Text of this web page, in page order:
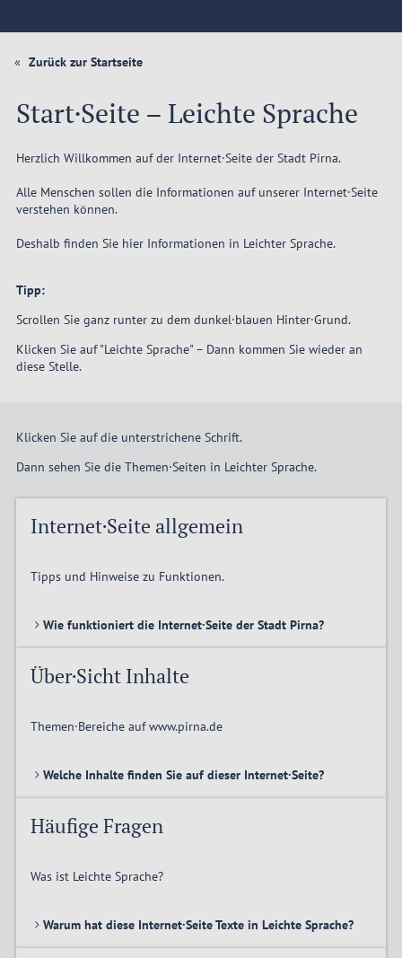
Zurück zur Startseite
Start·Seite – Leichte Sprache
Herzlich Willkommen auf der Internet·Seite der Stadt Pirna.
Alle Menschen sollen die Informationen auf unserer Internet·Seite
verstehen können.
Deshalb finden Sie hier Informationen in Leichter Sprache.
Tipp:
Scrollen Sie ganz runter zu dem dunkel·blauen Hinter·Grund.
Klicken Sie auf "Leichte Sprache" – Dann kommen Sie wieder an
diese Stelle.
Klicken Sie auf die unterstrichene Schrift.
Dann sehen Sie die Themen·Seiten in Leichter Sprache.
Internet·Seite allgemein
Tipps und Hinweise zu Funktionen.
Wie funktioniert die Internet·Seite der Stadt Pirna?
Über·Sicht Inhalte
Themen·Bereiche auf www.pirna.de
Welche Inhalte finden Sie auf dieser Internet·Seite?
Häufige Fragen
Was ist Leichte Sprache?
Warum hat diese Internet·Seite Texte in Leichte Sprache?